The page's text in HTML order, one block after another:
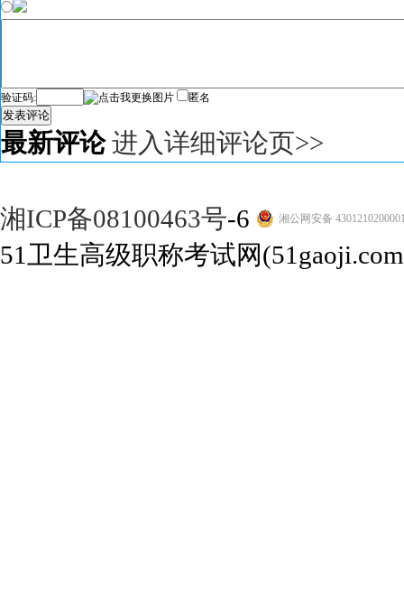
验证码: 匿名
发表评论
最新评论 进入详细评论页>>
湘ICP备08100463号-6 湘公网安备
51卫生高级职称考试网